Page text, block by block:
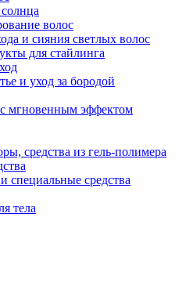
волос
и сияния светлых волос
для стайлинга
и уход за бородой
мгновенным эффектом
средства из гель-полимера
специальные средства
тела